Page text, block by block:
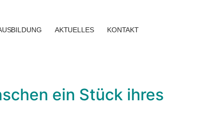
AKTUELLES KONTAKT
ein Stück ihres